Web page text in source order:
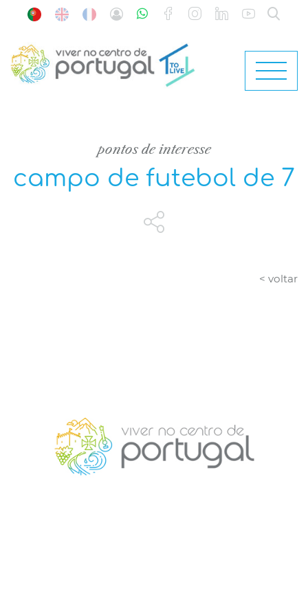
pontos de interesse
campo de futebol de 7
< voltar